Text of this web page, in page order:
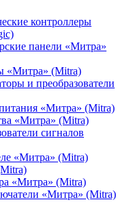
контроллеры
панели «Митра»
«Митра» (Mitra)
и преобразователи
«Митра» (Mitra)
«Митра» (Mitra)
сигналов
«Митра» (Mitra)
«Митра» (Mitra)
«Митра» (Mitra)